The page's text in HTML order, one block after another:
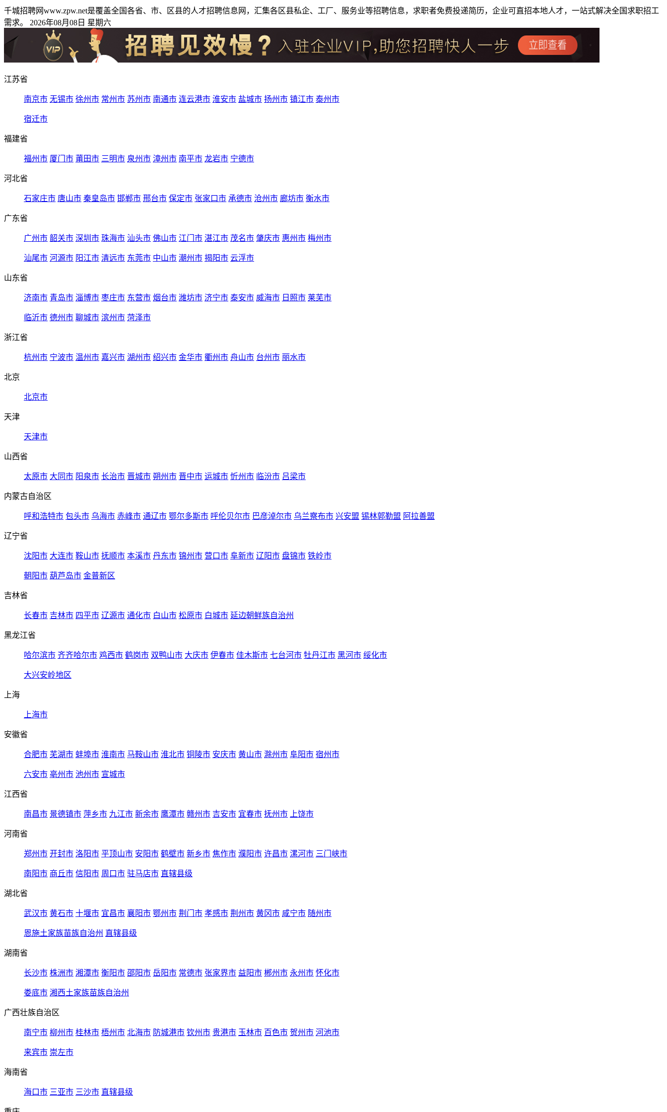
千城招聘网www.zpw.net是覆盖全国各省、市、区县的人才招聘信息网，汇集各区县私企、工厂、服务业等招聘信息，求职者免费投递简历，企业可直招本地人才，一站式解决全国求职招工
需求。 2026年08月08日 星期六
江苏省
南京市 无锡市 徐州市 常州市 苏州市 南通市 连云港市 淮安市 盐城市 扬州市 镇江市 泰州市
宿迁市
福建省
福州市 厦门市 莆田市 三明市 泉州市 漳州市 南平市 龙岩市 宁德市
河北省
石家庄市 唐山市 秦皇岛市 邯郸市 邢台市 保定市 张家口市 承德市 沧州市 廊坊市 衡水市
广东省
广州市 韶关市 深圳市 珠海市 汕头市 佛山市 江门市 湛江市 茂名市 肇庆市 惠州市 梅州市
汕尾市 河源市 阳江市 清远市 东莞市 中山市 潮州市 揭阳市 云浮市
山东省
济南市 青岛市 淄博市 枣庄市 东营市 烟台市 潍坊市 济宁市 泰安市 威海市 日照市 莱芜市
临沂市 德州市 聊城市 滨州市 菏泽市
浙江省
杭州市 宁波市 温州市 嘉兴市 湖州市 绍兴市 金华市 衢州市 舟山市 台州市 丽水市
北京
北京市
天津
天津市
山西省
太原市 大同市 阳泉市 长治市 晋城市 朔州市 晋中市 运城市 忻州市 临汾市 吕梁市
内蒙古自治区
呼和浩特市 包头市 乌海市 赤峰市 通辽市 鄂尔多斯市 呼伦贝尔市 巴彦淖尔市 乌兰察布市 兴安盟 锡林郭勒盟 阿拉善盟
辽宁省
沈阳市 大连市 鞍山市 抚顺市 本溪市 丹东市 锦州市 营口市 阜新市 辽阳市 盘锦市 铁岭市
朝阳市 葫芦岛市 金普新区
吉林省
长春市 吉林市 四平市 辽源市 通化市 白山市 松原市 白城市 延边朝鲜族自治州
黑龙江省
哈尔滨市 齐齐哈尔市 鸡西市 鹤岗市 双鸭山市 大庆市 伊春市 佳木斯市 七台河市 牡丹江市 黑河市 绥化市
大兴安岭地区
上海
上海市
安徽省
合肥市 芜湖市 蚌埠市 淮南市 马鞍山市 淮北市 铜陵市 安庆市 黄山市 滁州市 阜阳市 宿州市
六安市 亳州市 池州市 宣城市
江西省
南昌市 景德镇市 萍乡市 九江市 新余市 鹰潭市 赣州市 吉安市 宜春市 抚州市 上饶市
河南省
郑州市 开封市 洛阳市 平顶山市 安阳市 鹤壁市 新乡市 焦作市 濮阳市 许昌市 漯河市 三门峡市
南阳市 商丘市 信阳市 周口市 驻马店市 直辖县级
湖北省
武汉市 黄石市 十堰市 宜昌市 襄阳市 鄂州市 荆门市 孝感市 荆州市 黄冈市 咸宁市 随州市
恩施土家族苗族自治州 直辖县级
湖南省
长沙市 株洲市 湘潭市 衡阳市 邵阳市 岳阳市 常德市 张家界市 益阳市 郴州市 永州市 怀化市
娄底市 湘西土家族苗族自治州
广西壮族自治区
南宁市 柳州市 桂林市 梧州市 北海市 防城港市 钦州市 贵港市 玉林市 百色市 贺州市 河池市
来宾市 崇左市
海南省
海口市 三亚市 三沙市 直辖县级